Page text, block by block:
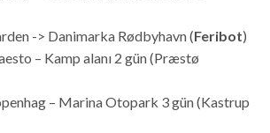
-> Danimarka Rødbyhavn (Feribot)
– Kamp alanı 2 gün (Præstø
– Marina Otopark 3 gün (Kastrup